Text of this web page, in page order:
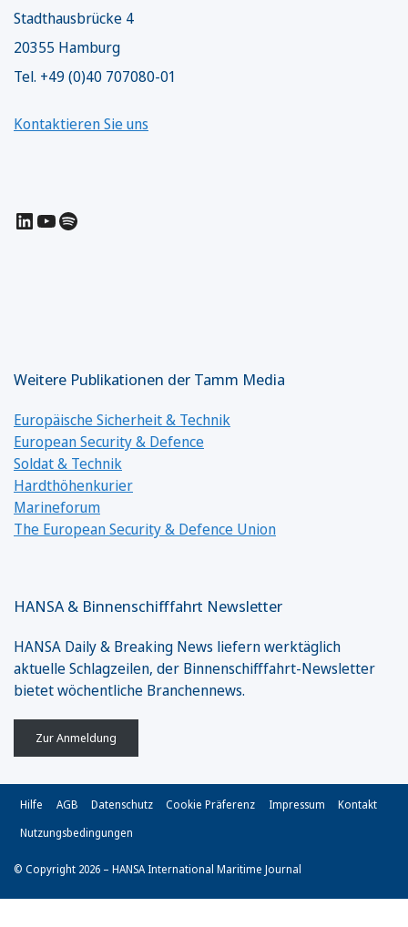
Stadthausbrücke 4
20355 Hamburg
Tel. +49 (0)40 707080-01
Kontaktieren Sie uns
LinkedIn
YouTube
Spotify
Weitere Publikationen der Tamm Media
Europäische Sicherheit & Technik
European Security & Defence
Soldat & Technik
Hardthöhenkurier
Marineforum
The European Security & Defence Union
HANSA & Binnenschifffahrt Newsletter
HANSA Daily & Breaking News liefern werktäglich
aktuelle Schlagzeilen, der Binnenschifffahrt-Newsletter
bietet wöchentliche Branchennews.
Zur Anmeldung
© Copyright 2026 – HANSA International Maritime Journal
Hilfe AGB Datenschutz Cookie Präferenz Impressum
Kontakt
Nutzungsbedingungen